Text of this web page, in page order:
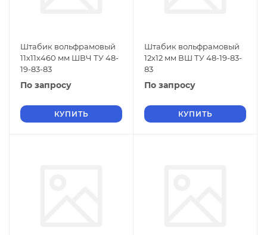
Штабик вольфрамовый
11х11х460 мм ШВЧ ТУ 48-
19-83-83
По запросу
КУПИТЬ
Штабик вольфрамовый
12х12 мм ВШ ТУ 48-19-83-
83
По запросу
КУПИТЬ